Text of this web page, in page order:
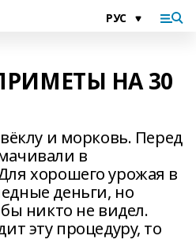
НА 30
и морковь. Перед
в
хорошего урожая в
деньги, но
никто не видел.
эту процедуру, то